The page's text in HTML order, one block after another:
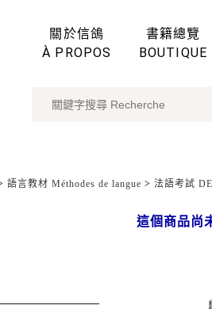
關於信鴿
À PROPOS
書籍總覽
BOUTIQUE
語言教材 Méthodes de langue > 法語考試
這個商品尚